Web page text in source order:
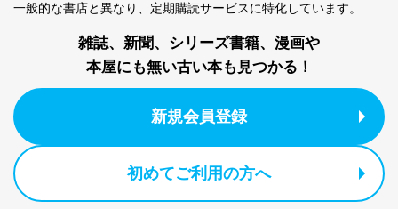
一般的な書店と異なり、 定期購読サービスに特化しています。
雑誌、新聞、シリーズ書籍、漫画や
本屋にも無い古い本も見つかる！
新規会員登録
初めてご利用の方へ